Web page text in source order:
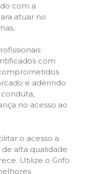
com a
atuar no
com
e aderindo
no acesso ao
o acesso a
alta qualidade
Utilize o Grifo